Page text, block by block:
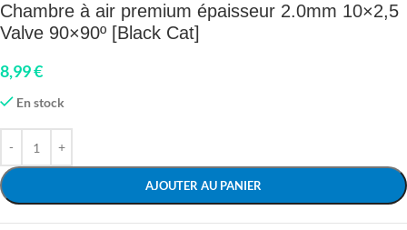
Chambre à air premium épaisseur 2.0mm 10×2,5
Valve 90×90º [Black Cat]
8,99€
En stock
AJOUTER AU PANIER